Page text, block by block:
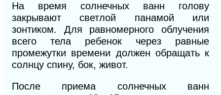
На время солнечных ванн голову
закрывают светлой панамой или
зонтиком. Для равномерного облучения
всего тела ребенок через равные
промежутки времени должен обращать к
солнцу спину, бок, живот.
После приема солнечных ванн